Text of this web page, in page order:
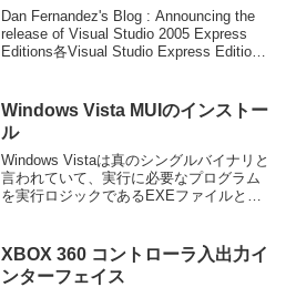
Dan Fernandez's Blog : Announcing the
release of Visual Studio 2005 Express
Editions各Visual Studio Express Edition
Windows Vista MUIのインストー
ル
Windows Vistaは真のシングルバイナリと
言われていて、実行に必要なプログラム
を実行ロジックであるEXEファイルと言
完全にOSレベルで実現している。マイ
ク...
XBOX 360 コントローラ入出力イ
ンターフェイス